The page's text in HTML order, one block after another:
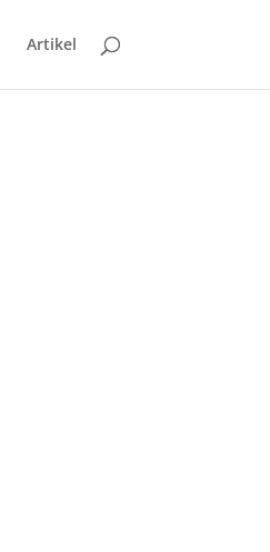
Artikel